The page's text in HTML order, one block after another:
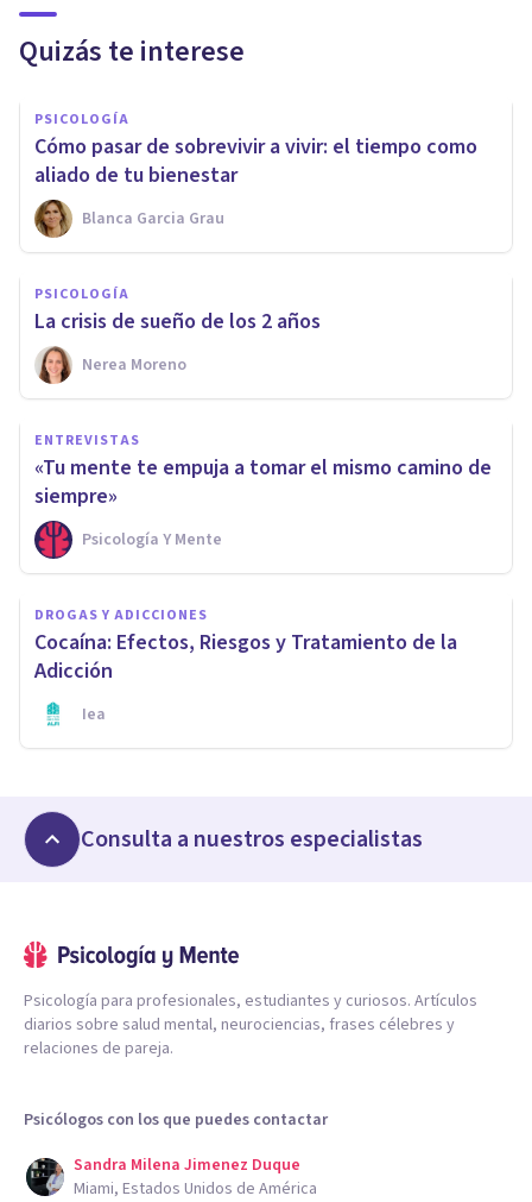
Quizás te interese
PSICOLOGÍA
Cómo pasar de sobrevivir a vivir: el tiempo como
aliado de tu bienestar
Blanca Garcia Grau
PSICOLOGÍA
La crisis de sueño de los 2 años
Nerea Moreno
ENTREVISTAS
«Tu mente te empuja a tomar el mismo camino de
siempre»
Psicología Y Mente
DROGAS Y ADICCIONES
Cocaína: Efectos, Riesgos y Tratamiento de la
Adicción
Iea
Consulta a nuestros especialistas
Psicología para profesionales, estudiantes y curiosos. Artículos
diarios sobre salud mental, neurociencias, frases célebres y
relaciones de pareja.
Psicólogos con los que puedes contactar
Sandra Milena Jimenez Duque
Miami, Estados Unidos de América